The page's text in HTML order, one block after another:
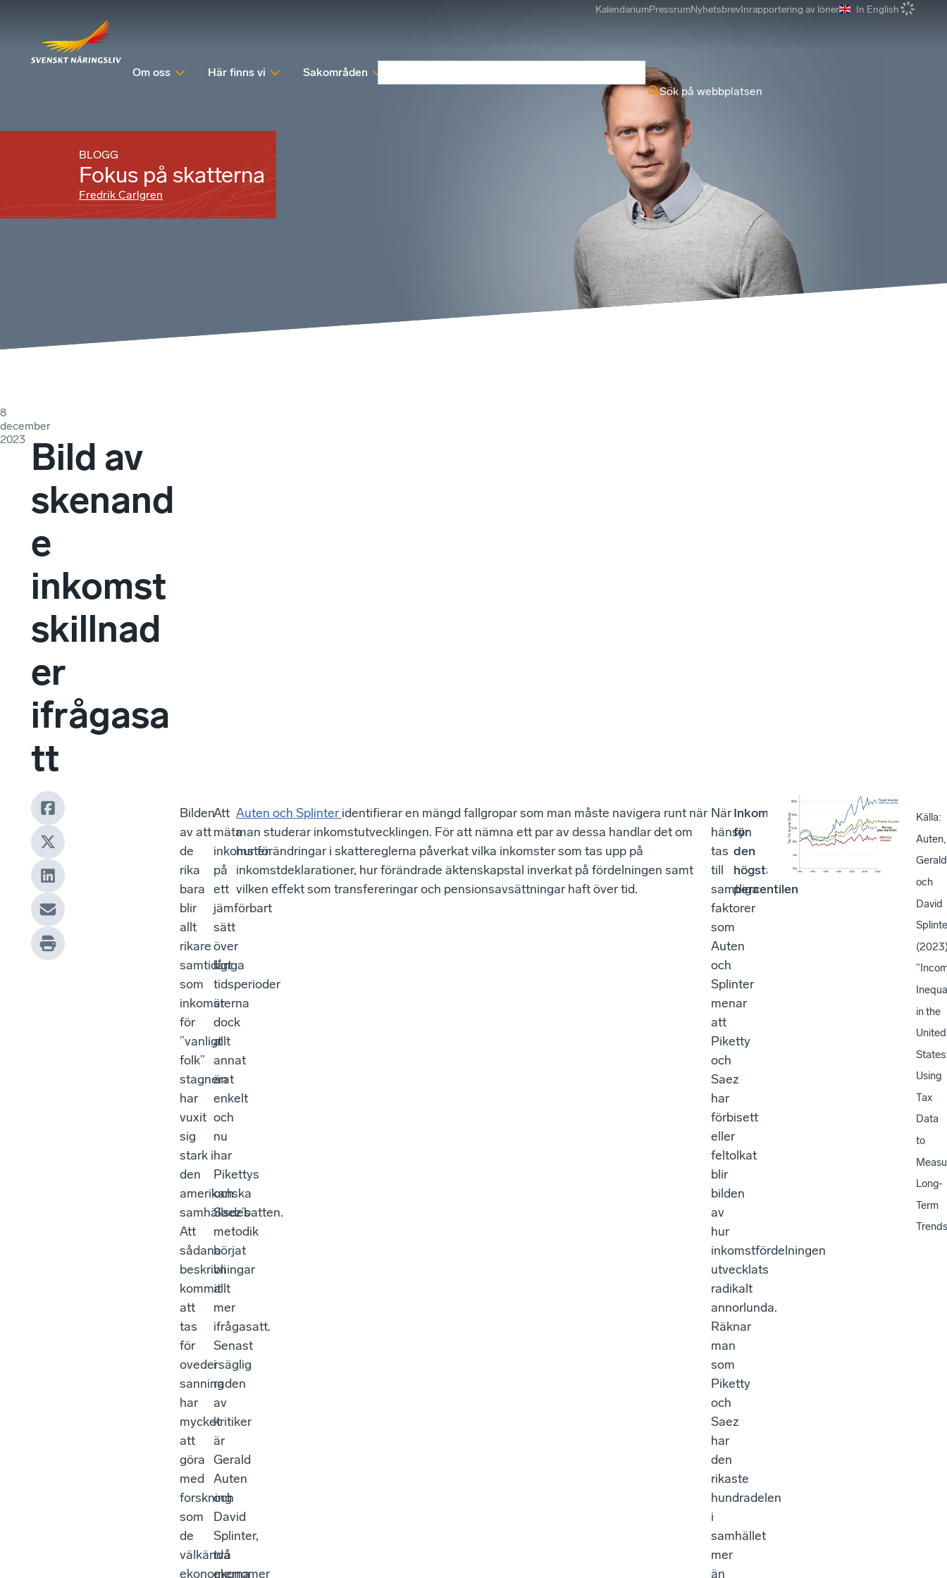
KalendariumPressrumNyhetsbrevInrapportering av löner In English
Om oss Här finns vi Sakområden
Sök på webbplatsen
BLOGG
Fokus på skatterna
Fredrik Carlgren
8
december
2023 Bild av
skenand
e
inkomst
skillnad
er
ifrågasa
tt
Bilden
av att
de
rika
bara
blir
allt
rikare
samtidigt
som
inkomsterna
för
”vanligt
folk”
stagnerat
har
vuxit
sig
stark i
den
amerikanska
samhällsdebatten.
Att
sådana
beskrivningar
kommit
att
tas
för
ovedersäglig
sanning
har
mycket
att
göra
med
forskning
som
de
välkända
ekonomerna
Att
mäta
inkomster
på
ett
jämförbart
sätt
över
långa
tidsperioder
är
dock
allt
annat
än
enkelt
och
nu
har
Pikettys
och
Saez’s
metodik
börjat
bli
allt
mer
ifrågasatt.
Senast
i
raden
av
kritiker
är
Gerald
Auten
och
David
Splinter,
två
ekonomer
Auten och Splinteridentifierar en mängd fallgropar som man måste navigera runt när
man studerar inkomstutvecklingen. För att nämna ett par av dessa handlar det om
hur förändringar i skattereglerna påverkat vilka inkomster som tas upp på
inkomstdeklarationer, hur förändrade äktenskapstal inverkat på fördelningen samt
vilken effekt som transfereringar och pensionsavsättningar haft över tid.
När
hänsyn
tas
till
samtliga
faktorer
som
Auten
och
Splinter
menar
att
Piketty
och
Saez
har
förbisett
eller
feltolkat
blir
bilden
av
hur
inkomstfördelningen
utvecklats
radikalt
annorlunda.
Räknar
man
som
Piketty
och
Saez
har
den
rikaste
hundradelen
i
samhället
mer
än
Inkomstandelar
för
den
högsta
percentilen
Källa:
Auten,
Gerald
och
David
in the
United
Using
Tax
Data
to
Long-
Term